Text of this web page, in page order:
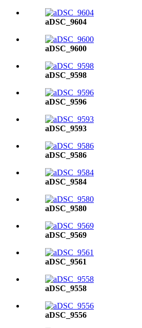
aDSC_9604
aDSC_9600
aDSC_9598
aDSC_9596
aDSC_9593
aDSC_9586
aDSC_9584
aDSC_9580
aDSC_9569
aDSC_9561
aDSC_9558
aDSC_9556